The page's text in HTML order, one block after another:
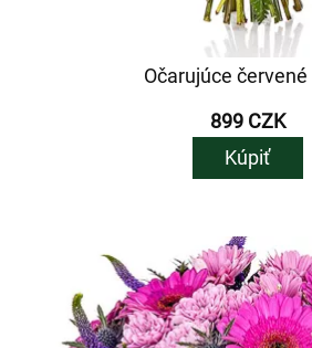
Očarujúce červené
899 CZK
Kúpiť